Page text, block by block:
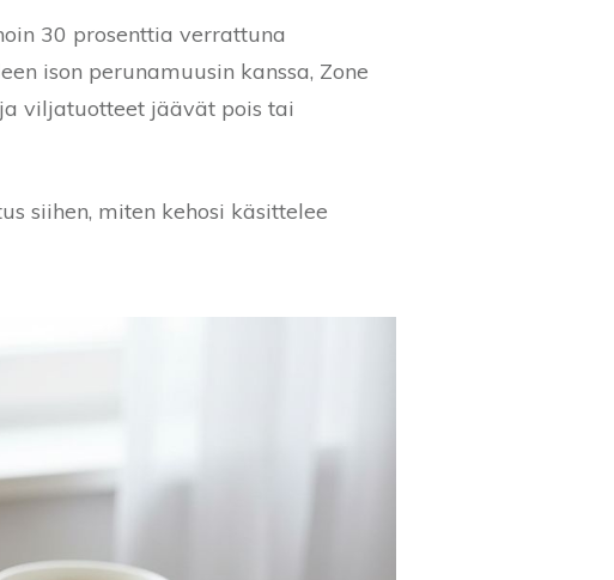
30 prosenttia verrattuna
ison perunamuusin kanssa, Zone
viljatuotteet jäävät pois tai
siihen, miten kehosi käsittelee